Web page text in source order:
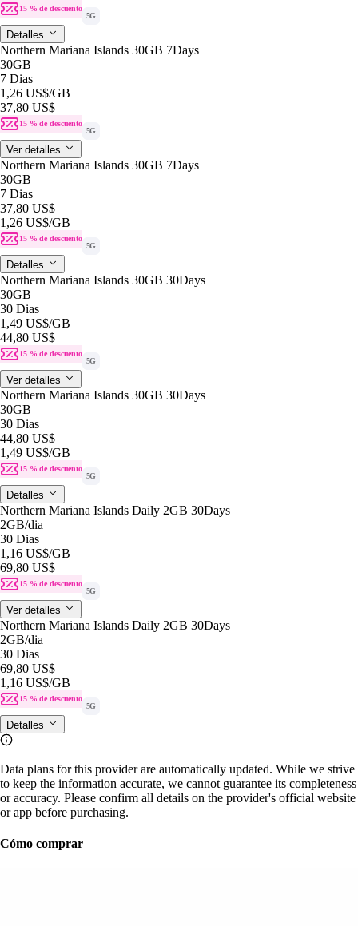
15 % de descuento
5G
Detalles
Northern Mariana Islands 30GB 7Days
30GB
7 Dias
1,26 US$/GB
37,80 US$
15 % de descuento
5G
Ver detalles
Northern Mariana Islands 30GB 7Days
30GB
7 Dias
37,80 US$
1,26 US$/GB
15 % de descuento
5G
Detalles
Northern Mariana Islands 30GB 30Days
30GB
30 Dias
1,49 US$/GB
44,80 US$
15 % de descuento
5G
Ver detalles
Northern Mariana Islands 30GB 30Days
30GB
30 Dias
44,80 US$
1,49 US$/GB
15 % de descuento
5G
Detalles
Northern Mariana Islands Daily 2GB 30Days
2GB/dia
30 Dias
1,16 US$/GB
69,80 US$
15 % de descuento
5G
Ver detalles
Northern Mariana Islands Daily 2GB 30Days
2GB/dia
30 Dias
69,80 US$
1,16 US$/GB
15 % de descuento
5G
Detalles
Data plans for this provider are automatically updated. While we strive
to keep the information accurate, we cannot guarantee its completeness
or accuracy. Please confirm all details on the provider's official website
or app before purchasing.
Cómo comprar